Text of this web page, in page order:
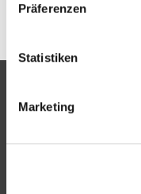
Präferenzen
Statistiken
Marketing
Partner